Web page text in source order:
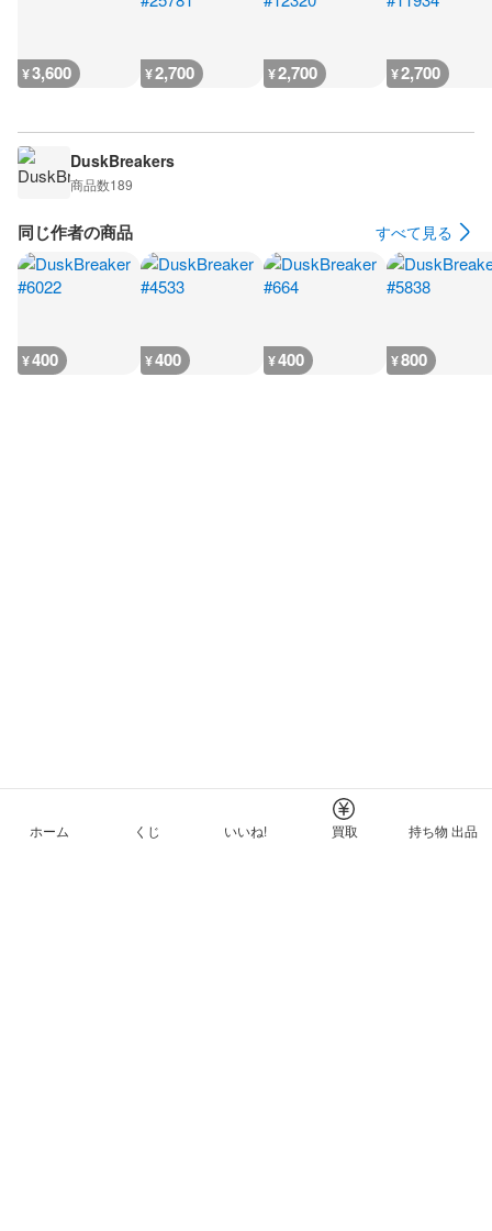
¥3,600 ¥2,700 ¥2,700 ¥2,700
DuskBreakers
商品数189
同じ作者の商品 すべて見る
¥400 ¥400 ¥400 ¥800
ホーム くじ いいね! 買取 持ち物 出品